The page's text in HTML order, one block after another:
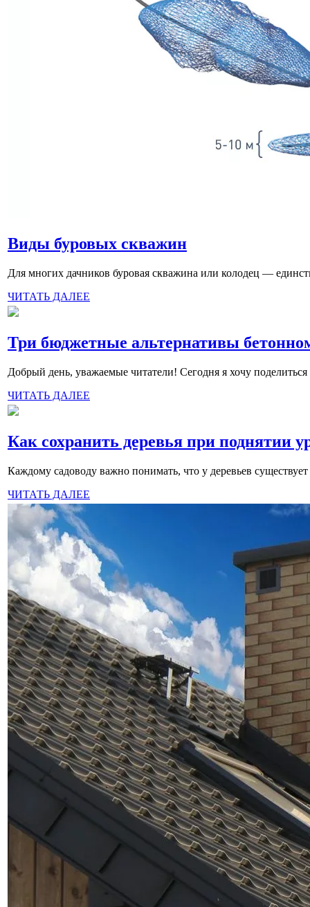
Виды буровых скважин
Для многих дачников буровая скважина или колодец —
ЧИТАТЬ ДАЛЕЕ
Три бюджетные альтернативы
Добрый день, уважаемые читатели! Сегодня я хочу
ЧИТАТЬ ДАЛЕЕ
Как сохранить деревья при поднятии
Каждому садоводу важно понимать, что у деревьев
ЧИТАТЬ ДАЛЕЕ